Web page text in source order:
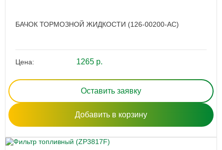
БАЧОК ТОРМОЗНОЙ ЖИДКОСТИ (126-00200-AC)
Цена: 1265 р.
Оставить заявку
Добавить в корзину